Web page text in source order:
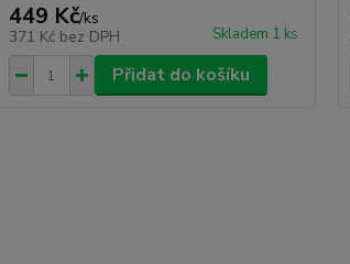
449 Kč/ks
371 Kč bez DPH Skladem 1 ks
Přidat do košíku